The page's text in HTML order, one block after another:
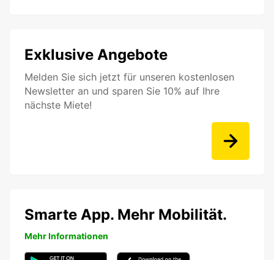
Exklusive Angebote
Melden Sie sich jetzt für unseren kostenlosen
Newsletter an und sparen Sie 10% auf Ihre
nächste Miete!
Smarte App. Mehr Mobilität.
Mehr Informationen